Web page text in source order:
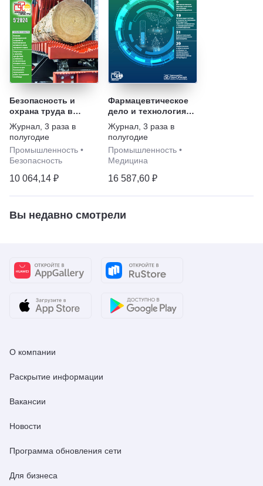
Безопасность и
охрана труда в
лесозаготовительном
и
деревообрабатывающем
производствах
Журнал 3 раза в
полугодие
Промышленность •
Безопасность
10 064,14 ₽
Фармацевтическое
дело и технология
лекарств
Журнал 3 раза в
полугодие
Промышленность •
Медицина
16 587,60 ₽
Вы недавно смотрели
О компании
Раскрытие информации
Вакансии
Новости
Программа обновления сети
Для бизнеса